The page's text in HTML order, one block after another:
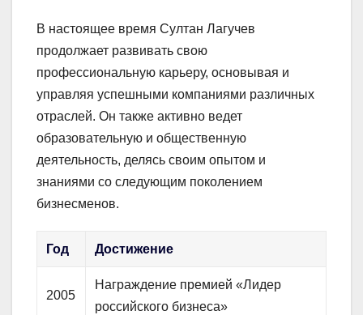
В настоящее время Султан Лагучев
продолжает развивать свою
профессиональную карьеру, основывая и
управляя успешными компаниями различных
отраслей. Он также активно ведет
образовательную и общественную
деятельность, делясь своим опытом и
знаниями со следующим поколением
бизнесменов.
Год Достижение
2005
Награждение премией «Лидер
российского бизнеса»